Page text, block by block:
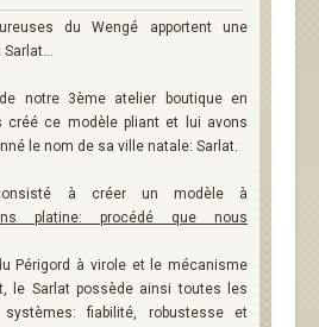
du Wengé apportent une
notre 3ème atelier boutique en
créé ce modèle pliant et lui avons
le nom de sa ville natale: Sarlat.
à créer un modèle à
platine: procédé que nous
Périgord à virole et le mécanisme
le Sarlat possède ainsi toutes les
fiabilité, robustesse et